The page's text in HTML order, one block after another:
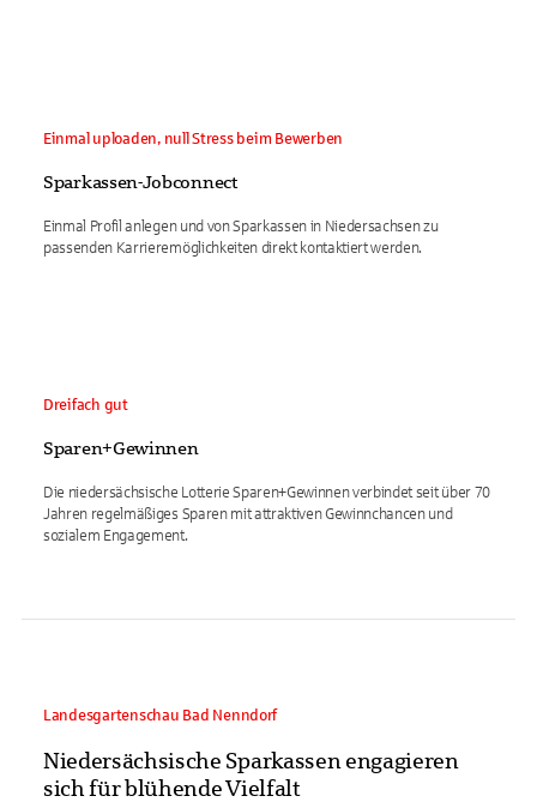
Einmal uploaden, null Stress beim Bewerben
Sparkassen-Jobconnect
Einmal Profil anlegen und von Sparkassen in Niedersachsen zu
passenden Karrieremöglichkeiten direkt kontaktiert werden.
Dreifach gut
Sparen+Gewinnen
Die niedersächsische Lotterie Sparen+Gewinnen verbindet seit über 70
Jahren regelmäßiges Sparen mit attraktiven Gewinnchancen und
sozialem Engagement.
Landesgartenschau Bad Nenndorf
Niedersächsische Sparkassen engagieren
sich für blühende Vielfalt